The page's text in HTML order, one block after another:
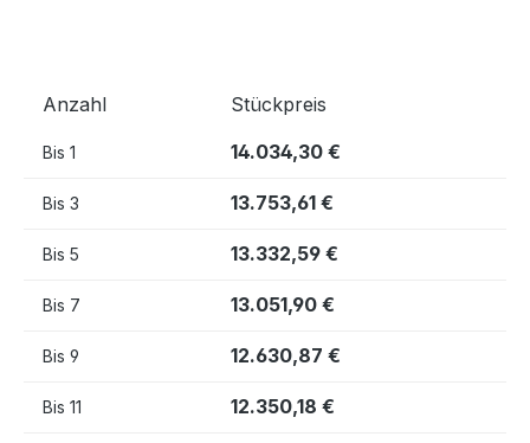
Anzahl Stückpreis
Bis 1 14.034,30 €
Bis 3 13.753,61 €
Bis 5 13.332,59 €
Bis 7 13.051,90 €
Bis 9 12.630,87 €
Bis 11 12.350,18 €